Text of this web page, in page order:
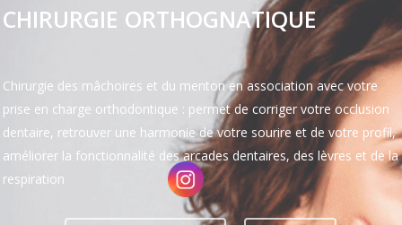
CHIRURGIE ORTHOGNATIQUE
Chirurgie des mâchoires et du menton en association avec votre
prise en charge orthodontique : permet de corriger votre occlusion
dentaire, retrouver une harmonie de votre sourire et de votre profil,
améliorer la fonctionnalité des arcades dentaires, des lèvres et de la
respiration